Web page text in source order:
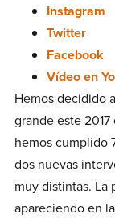
Instagram
Twitter
Facebook
Vídeo en
Hemos decidido
grande este
hemos cumplido
dos nuevas
muy distintas. La
apareciendo en la